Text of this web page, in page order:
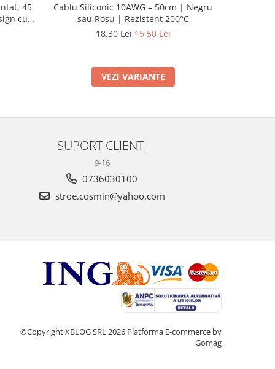
45
cu
Cablu Siliconic 10AWG – 50cm | Negru
sau Roșu | Rezistent 200°C
18,30 Lei15,50 Lei
VEZI VARIANTE
SUPORT CLIENTI
9-16
0736030100
stroe.cosmin@yahoo.com
©Copyright XBLOG SRL 2026 Platforma E-commerce by
Gomag